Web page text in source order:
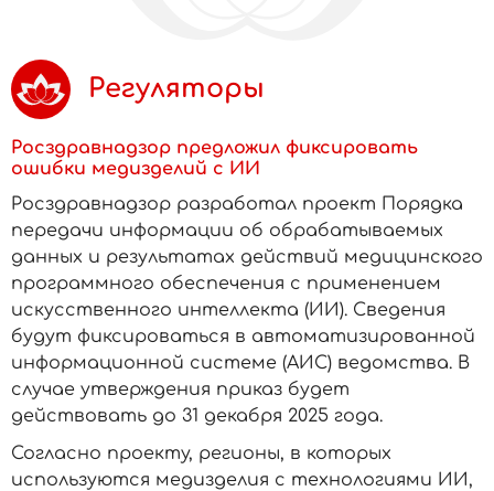
Регуляторы
Росздравнадзор предложил фиксировать
ошибки медизделий с ИИ
Росздравнадзор разработал проект Порядка
передачи информации об обрабатываемых
данных и результатах действий медицинского
программного обеспечения с применением
искусственного интеллекта (ИИ). Сведения
будут фиксироваться в автоматизированной
информационной системе (АИС) ведомства. В
случае утверждения приказ будет
действовать до 31 декабря 2025 года.
Согласно проекту, регионы, в которых
используются медизделия с технологиями ИИ,